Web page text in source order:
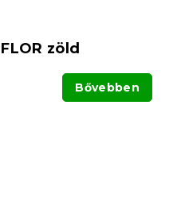
zöld
Bővebben